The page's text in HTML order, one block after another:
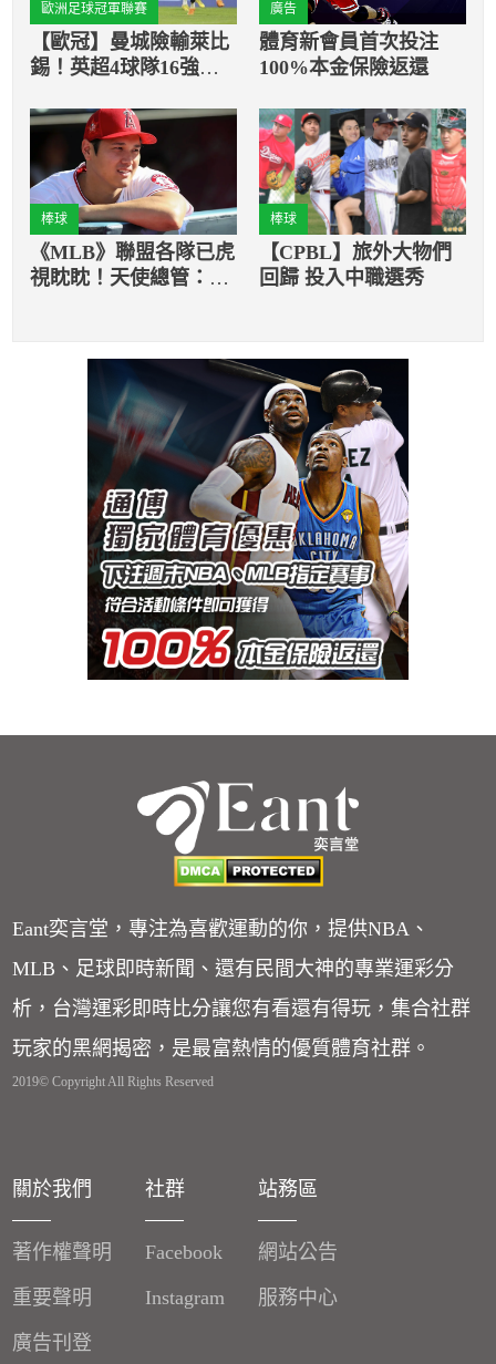
歐洲足球冠軍聯賽
【歐冠】曼城險輸萊比
錫！英超4球隊16強皆
廣告
體育新會員首次投注
100%本金保險返還
棒球
《MLB》聯盟各隊已虎
視眈眈！天使總管：將
棒球
【CPBL】旅外大物們
回歸 投入中職選秀
Eant奕言堂，專注為喜歡運動的你，提供NBA、
MLB、足球即時新聞、還有民間大神的專業運彩分
析，台灣運彩即時比分讓您有看還有得玩，集合社群
玩家的黑網揭密，是最富熱情的優質體育社群。
2019© Copyright All Rights Reserved
關於我們
著作權聲明
重要聲明
廣告刊登
社群
Facebook
Instagram
站務區
網站公告
服務中心